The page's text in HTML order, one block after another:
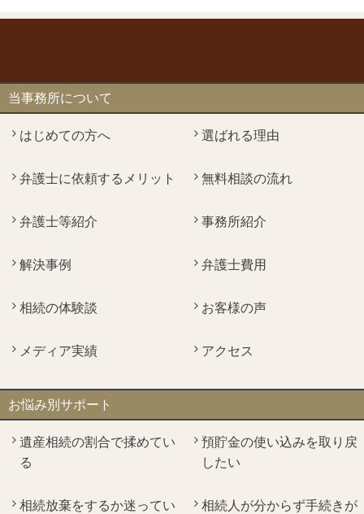
当事務所について
はじめての方へ 選ばれる理由
弁護士に依頼するメリット 無料相談の流れ
弁護士等紹介 事務所紹介
解決事例 弁護士費用
相続の体験談 お客様の声
メディア実績 アクセス
お悩み別サポート
遺産相続の割合で揉めてい
る
預貯金の使い込みを取り戻
したい
相続放棄をするか迷ってい
相続人が分からず手続きが